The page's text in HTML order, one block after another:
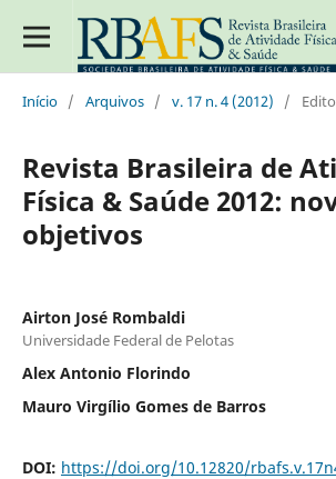
Início / Arquivos / v. 17 n. 4 (2012) /
Revista Brasileira de
Física & Saúde 2012:
objetivos
Airton José Rombaldi
Universidade Federal de Pelotas
Alex Antonio Florindo
Mauro Virgílio Gomes de Barros
DOI: https://doi.org/10.12820/